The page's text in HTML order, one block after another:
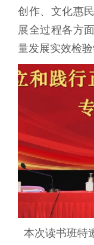
创作、文化惠
展全过程各方
量发展实效检验
本次读书班特